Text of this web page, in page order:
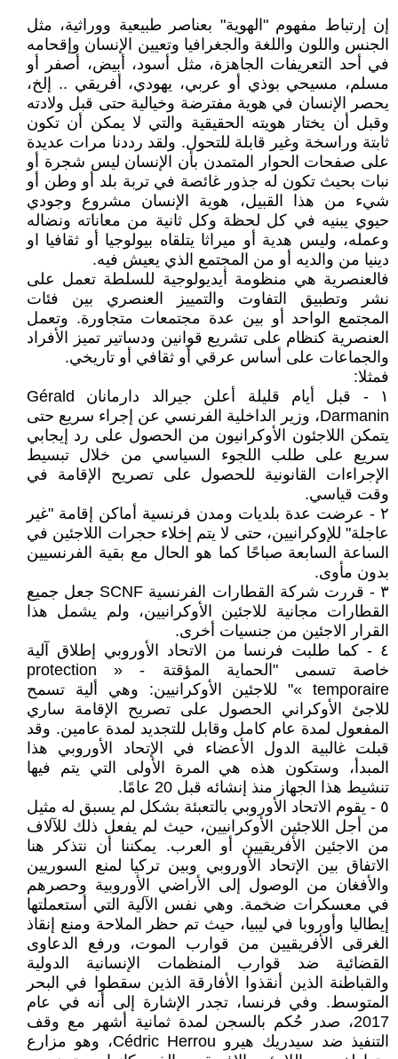
إن إرتباط مفهوم "الهوية" بعناصر طبيعية ووراثية، مثل
الجنس واللون واللغة والجغرافيا وتعيين الإنسان وإقحامه
في أحد التعريفات الجاهزة، مثل أسود، أبيض، أصفر أو
مسلم، مسيحي بوذي أو عربي، يهودي، أفريقي .. إلخ،
يحصر الإنسان في هوية مفترضة وخيالية حتى قبل ولادته
وقبل أن يختار هويته الحقيقية والتي لا يمكن أن تكون
ثابتة وراسخة وغير قابلة للتحول. ولقد رددنا مرات عديدة
على صفحات الحوار المتمدن بأن الإنسان ليس شجرة أو
نبات بحيث تكون له جذور غائصة في تربة بلد أو وطن أو
شيء من هذا القبيل، هوية الإنسان مشروع وجودي
حيوي يبنيه في كل لحظة وكل ثانية من معاناته ونضاله
وعمله، وليس هدية أو ميراثا يتلقاه بيولوجيا أو ثقافيا او
دينيا من والديه أو من المجتمع الذي يعيش فيه.
فالعنصرية هي منظومة أيديولوجية للسلطة تعمل على
نشر وتطبيق التفاوت والتمييز العنصري بين فئات
المجتمع الواحد أو بين عدة مجتمعات متجاورة. وتعمل
العنصرية كنظام على تشريع قوانين ودساتير تميز الأفراد
والجماعات على أساس عرقي أو ثقافي أو تاريخي.
فمثلا:
١ - قبل أيام قليلة أعلن جيرالد دارمانان Gérald
Darmanin، وزير الداخلية الفرنسي عن إجراء سريع حتى
يتمكن اللاجئون الأوكرانيون من الحصول على رد إيجابي
سريع على طلب اللجوء السياسي من خلال تبسيط
الإجراءات القانونية للحصول على تصريح الإقامة في
وقت قياسي.
٢ - عرضت عدة بلديات ومدن فرنسية أماكن إقامة "غير
عاجلة" للإوكرانيين، حتى لا يتم إخلاء حجرات اللاجئين في
الساعة السابعة صباحًا كما هو الحال مع بقية الفرنسيين
بدون مأوى.
٣ - قررت شركة القطارات الفرنسية SCNF جعل جميع
القطارات مجانية للاجئين الأوكرانيين، ولم يشمل هذا
القرار الاجئين من جنسيات أخرى.
٤ - كما طلبت فرنسا من الاتحاد الأوروبي إطلاق آلية
خاصة تسمى "الحماية المؤقتة - « protection
temporaire »" للاجئين الأوكرانيين: وهي ألية تسمح
للاجئ الأوكراني الحصول على تصريح الإقامة ساري
المفعول لمدة عام كامل وقابل للتجديد لمدة عامين. وقد
قبلت غالبية الدول الأعضاء في الإتحاد الأوروبي هذا
المبدأ، وستكون هذه هي المرة الأولى التي يتم فيها
تنشيط هذا الجهاز منذ إنشائه قبل 20 عامًا.
٥ - يقوم الاتحاد الأوروبي بالتعبئة بشكل لم يسبق له مثيل
من أجل اللاجئين الأوكرانيين، حيث لم يفعل ذلك للآلاف
من الاجئين الأفريقيين أو العرب. يمكننا أن نتذكر هنا
الاتفاق بين الإتحاد الأوروبي وبين تركيا لمنع السوريين
والأفغان من الوصول إلى الأراضي الأوروبية وحصرهم
في معسكرات ضخمة. وهي نفس الآلية التي أستعملتها
إيطاليا وأوروبا في ليبيا، حيث تم حظر الملاحة ومنع إنقاذ
الغرقى الأفريقيين من قوارب الموت، ورفع الدعاوى
القضائية ضد قوارب المنظمات الإنسانية الدولية
والقباطنة الذين أنقذوا الأفارقة الذين سقطوا في البحر
المتوسط. وفي فرنسا، تجدر الإشارة إلى أنه في عام
2017، صدر حُكم بالسجن لمدة ثمانية أشهر مع وقف
التنفيذ ضد سيدريك هيرو Cédric Herrou، وهو مزارع